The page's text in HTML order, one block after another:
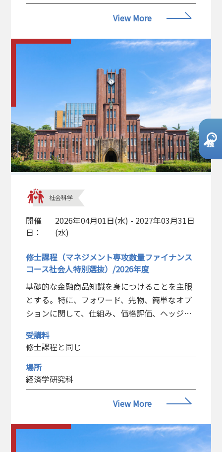
View More
社会科学
開催
日：
2026年04月01日(水) - 2027年03月31日
(水)
修士課程（マネジメント専攻数量ファイナンス
コース社会人特別選抜）/2026年度
基礎的な金融商品知識を身につけることを主眼
とする。特に、フォワード、先物、簡単なオプ
ションに関して、仕組み、価格評価、ヘッジの
務管理者等、金融業務に携わるものに必要な基
本知識を身につけることを目標とする。また、
簡単な計算を独力で行えるようにし、複雑な問
題に対しても、定性的な理解に基づく要点を押
さえた議論ができるようになることも目標とす
る。 さらに、上級者は、金融機関等で金融に関
クオンツ、リスク管理責任者に必要となる基礎
受講料
修士課程と同じ
場所
経済学研究科
View More